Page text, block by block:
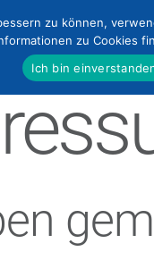
zu können,
zu Cookies
Ich bin